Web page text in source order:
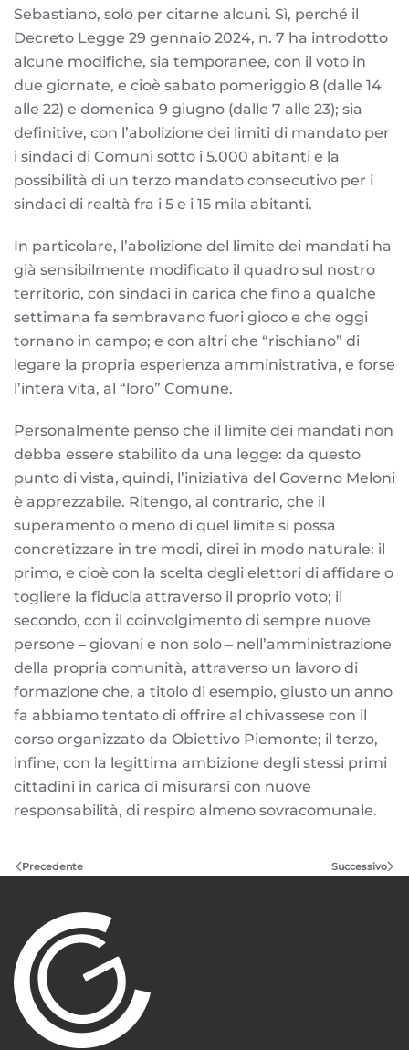
Sebastiano, solo per citarne alcuni. Sì, perché il
Decreto Legge 29 gennaio 2024, n. 7 ha introdotto
alcune modifiche, sia temporanee, con il voto in
due giornate, e cioè sabato pomeriggio 8 (dalle 14
alle 22) e domenica 9 giugno (dalle 7 alle 23); sia
definitive, con l’abolizione dei limiti di mandato per
i sindaci di Comuni sotto i 5.000 abitanti e la
possibilità di un terzo mandato consecutivo per i
sindaci di realtà fra i 5 e i 15 mila abitanti.
In particolare, l’abolizione del limite dei mandati ha
già sensibilmente modificato il quadro sul nostro
territorio, con sindaci in carica che fino a qualche
settimana fa sembravano fuori gioco e che oggi
tornano in campo; e con altri che “rischiano” di
legare la propria esperienza amministrativa, e forse
l’intera vita, al “loro” Comune.
Personalmente penso che il limite dei mandati non
debba essere stabilito da una legge: da questo
punto di vista, quindi, l’iniziativa del Governo Meloni
è apprezzabile. Ritengo, al contrario, che il
superamento o meno di quel limite si possa
concretizzare in tre modi, direi in modo naturale: il
primo, e cioè con la scelta degli elettori di affidare o
togliere la fiducia attraverso il proprio voto; il
secondo, con il coinvolgimento di sempre nuove
persone – giovani e non solo – nell’amministrazione
della propria comunità, attraverso un lavoro di
formazione che, a titolo di esempio, giusto un anno
fa abbiamo tentato di offrire al chivassese con il
corso organizzato da Obiettivo Piemonte; il terzo,
infine, con la legittima ambizione degli stessi primi
cittadini in carica di misurarsi con nuove
responsabilità, di respiro almeno sovracomunale.
Precedente Successivo